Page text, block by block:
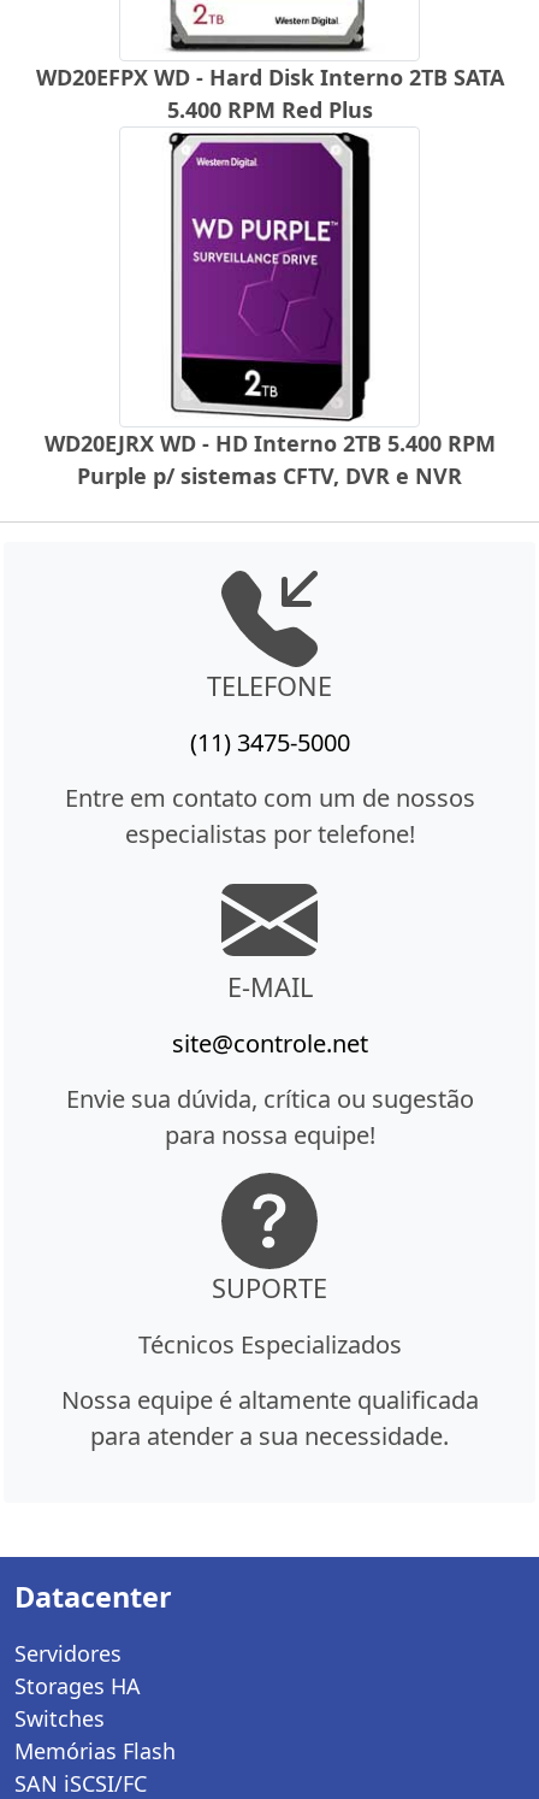
WD20EFPX WD - Hard Disk Interno 2TB SATA
5.400 RPM Red Plus
WD20EJRX WD - HD Interno 2TB 5.400 RPM
Purple p/ sistemas CFTV, DVR e NVR
TELEFONE
(11) 3475-5000
Entre em contato com um de nossos
especialistas por telefone!
E-MAIL
site@controle.net
Envie sua dúvida, crítica ou sugestão
para nossa equipe!
SUPORTE
Técnicos Especializados
Nossa equipe é altamente qualificada
para atender a sua necessidade.
Datacenter
Servidores
Storages HA
Switches
Memórias Flash
SAN iSCSI/FC